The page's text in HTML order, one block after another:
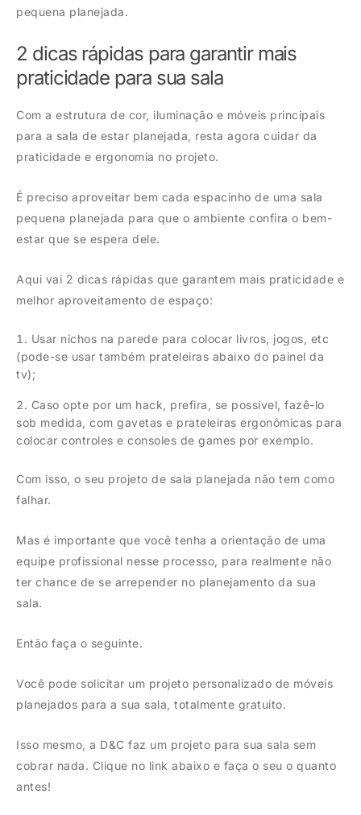
pequena planejada.
2 dicas rápidas para garantir mais
praticidade para sua sala
Com a estrutura de cor, iluminação e móveis principais
para a sala de estar planejada, resta agora cuidar da
praticidade e ergonomia no projeto.
É preciso aproveitar bem cada espacinho de uma sala
pequena planejada para que o ambiente confira o bem-
estar que se espera dele.
Aqui vai 2 dicas rápidas que garantem mais praticidade e
melhor aproveitamento de espaço:
Usar nichos na parede para colocar livros, jogos, etc
(pode-se usar também prateleiras abaixo do painel da
tv);
Caso opte por um hack, prefira, se possível, fazê-lo
sob medida, com gavetas e prateleiras ergonômicas para
colocar controles e consoles de games por exemplo.
Com isso, o seu projeto de sala planejada não tem como
falhar.
Mas é importante que você tenha a orientação de uma
equipe profissional nesse processo, para realmente não
ter chance de se arrepender no planejamento da sua
sala.
Então faça o seguinte.
Você pode solicitar um projeto personalizado de móveis
planejados para a sua sala, totalmente gratuito.
Isso mesmo, a D&C faz um projeto para sua sala sem
cobrar nada. Clique no link abaixo e faça o seu o quanto
antes!